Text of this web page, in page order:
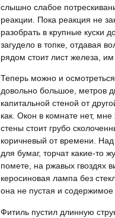
слышно слабое
реакции. Пока реакция не
разобрать в крупные куски
загудело в топке, отдавая
рядом стоит лист железа,
Теперь можно и
довольно большое, метров
капитальной стеной от
как. Окон в комнате нет,
стены стоит грубо
коричневый от времени.
для бумаг, торчат какие-то
помете, на ржавых гвоздях
керосиновая лампа без
она не пустая и
Фитиль пустил длинную